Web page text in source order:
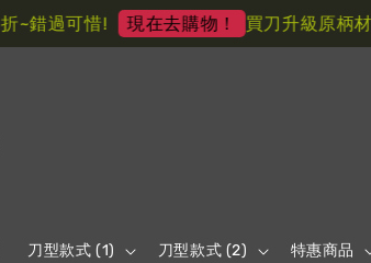
過可惜! 現在去購物！ 買刀升級原柄材 享
刀型款式 (1) 刀型款式 (2) 特惠商品